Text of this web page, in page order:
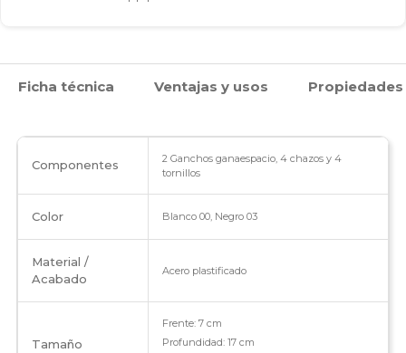
Ficha técnica Ventajas y usos Propiedades
Componentes
2 Ganchos ganaespacio, 4 chazos y 4
tornillos
Color Blanco 00, Negro 03
Material /
Acabado
Acero plastificado
Tamaño
Frente: 7 cm
Profundidad: 17 cm